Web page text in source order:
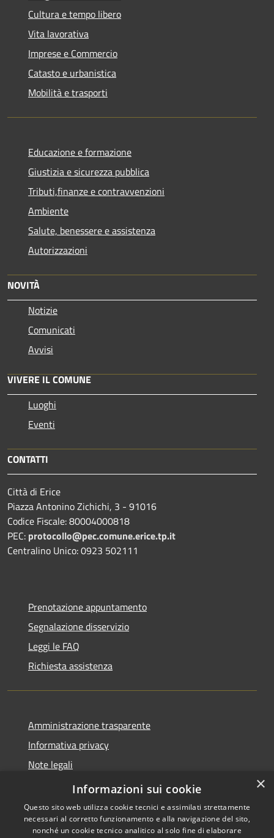
Cultura e tempo libero
Vita lavorativa
Imprese e Commercio
Catasto e urbanistica
Mobilità e trasporti
Educazione e formazione
Giustizia e sicurezza pubblica
Tributi,finanze e contravvenzioni
Ambiente
Salute, benessere e assistenza
Autorizzazioni
NOVITÀ
Notizie
Comunicati
Avvisi
VIVERE IL COMUNE
Luoghi
Eventi
CONTATTI
Città di Erice
Piazza Antonino Zichichi, 3 - 91016
Codice Fiscale: 80004000818
PEC: protocollo@pec.comune.erice.tp.it
Centralino Unico: 0923 502111
Prenotazione appuntamento
Segnalazione disservizio
Leggi le FAQ
Richiesta assistenza
Amministrazione trasparente
Informativa privacy
Note legali
Dichiarazione di accessibilità
×
Informazioni sui cookie
Questo sito web utilizza cookie tecnici e assimilati strettamente
necessari al corretto funzionamento e alla navigazione del sito,
nonché un cookie tecnico analitico al solo fine di elaborare